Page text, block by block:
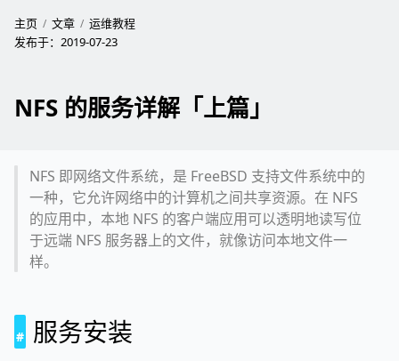
主页 文章
运维教程
发布于： 2019-07-23
NFS 的服务详解「上篇」
NFS 即网络文件系统，是 FreeBSD 支持文件系统中的
一种，它允许网络中的计算机之间共享资源。在 NFS
的应用中，本地 NFS 的客户端应用可以透明地读写位
于远端 NFS 服务器上的文件，就像访问本地文件一
样。
服务安装